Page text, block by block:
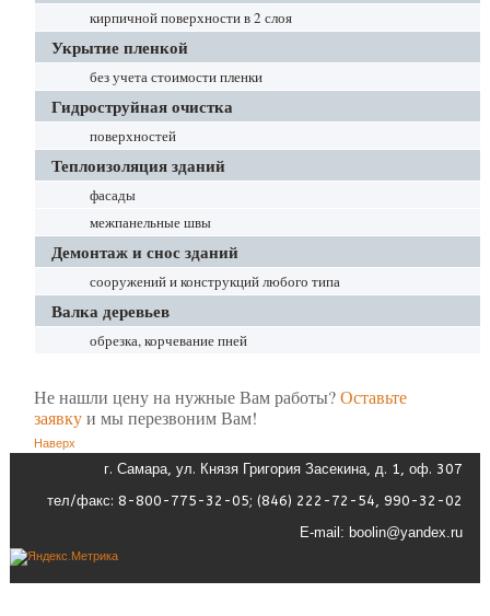
кирпичной поверхности в 2 слоя
Укрытие пленкой
без учета стоимости пленки
Гидроструйная очистка
поверхностей
Теплоизоляция зданий
фасады
межпанельные швы
Демонтаж и снос зданий
сооружений и конструкций любого типа
Валка деревьев
обрезка, корчевание пней
Не нашли цену на нужные Вам работы?Оставьте
заявкуи мы перезвоним Вам!
Наверх
г. Самара, ул. Князя Григория Засекина, д. 1, оф. 307
тел/факс: 8-800-775-32-05; (846) 222-72-54, 990-32-02
E-mail: boolin@yandex.ru